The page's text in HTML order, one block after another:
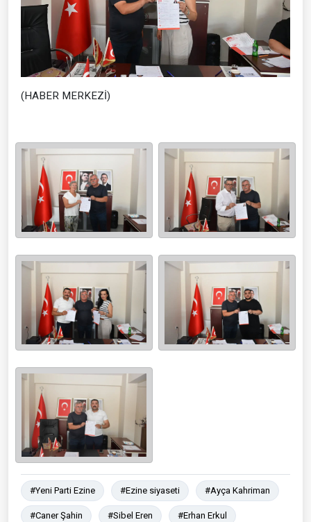
(HABER MERKEZİ)
#Yeni Parti Ezine #Ezine siyaseti #Ayça Kahriman
#Caner Şahin #Sibel Eren #Erhan Erkul